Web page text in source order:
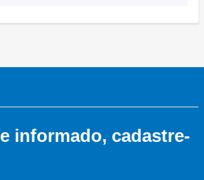
informado, cadastre-